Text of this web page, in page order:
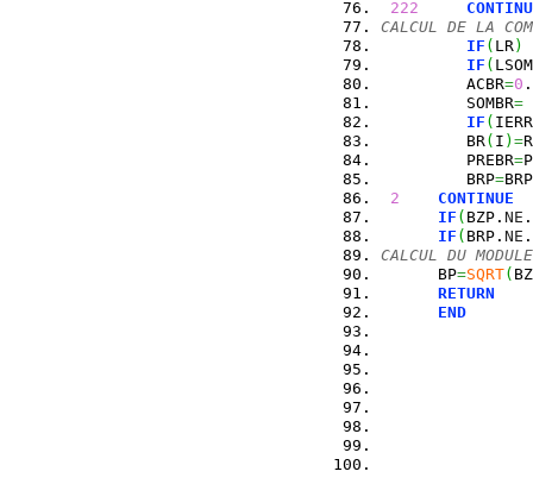
222
CALCUL DE LA
IF ( LR)
IF (
         ACBR
=0 .
         SOMBR
=
IF (
         BR
( I ) =
         PREBR
=
         BRP
=BRP
2
CONTINUE
IF ( BZP. NE
IF ( BRP. NE
CALCUL DU
      BP
=SQRT(
RETURN
END